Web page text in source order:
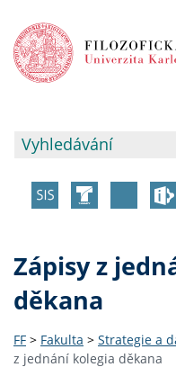
Zápisy z
děkana
FF > Fakulta > Strategie a
z jednání kolegia děkana